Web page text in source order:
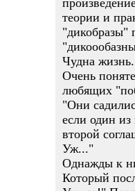
теории и
"дикобразы"
Чудна жизнь.
Очень
любящих
"Они
если один
второй
Уж..."
Однажды к
Который